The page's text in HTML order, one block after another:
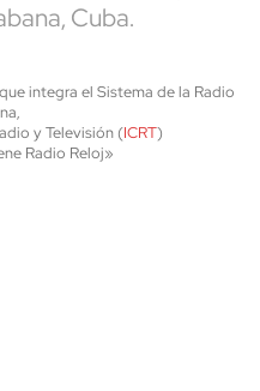
Cuba.
integra el Sistema de la Radio
y Televisión (ICRT)
Radio Reloj»